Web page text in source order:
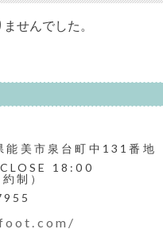
せんでした。
美市泉台町中131番地
18:00
制）